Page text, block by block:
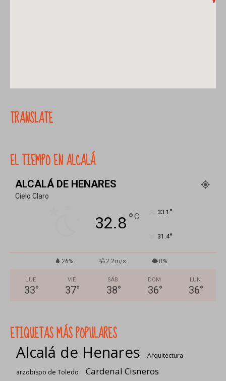
TRANSLATE
EL TIEMPO EN ALCALÁ
ALCALÁ DE HENARES
Cielo Claro
32.8°C 33.1 °
31.4°
26% 2.2m/s 0%
JUE
33°
VIE
37°
SÁB
38°
DOM
36°
LUN
36°
ETIQUETAS MÁS POPULARES
Alcalá de Henares
Arquitectura
arzobispo de Toledo
Cardenal Cisneros